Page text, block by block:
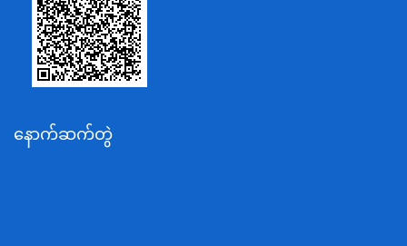
စိုက်ပျိုးရေး၊မွေးမြူရေးနှင့်ဆည်မြောင်းဝန်ကြီးဌာန
ပို့ဆောင်ရေးနှင့်ဆက်သွယ်ရေးဝန်ကြီးဌာန
သယံဇာတနှင့်ပတ်ဝန်းကျင်ထိန်းသိမ်းရေးဝန်ကြီးဌာန
အလုပ်သမား၊လူဝင်မှုကြီးကြပ်ရေးနှင့်ပြည်သူ့အင်အား
နောက်ဆက်တွဲ